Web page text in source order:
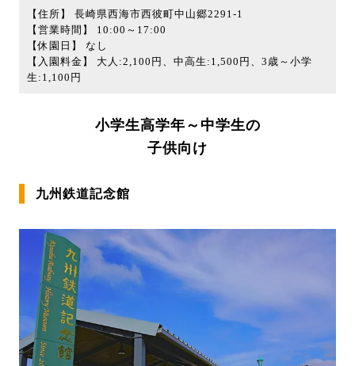
【住所】 長崎県西海市西彼町中山郷2291-1
【営業時間】 10:00～17:00
【休園日】 なし
【入園料金】 大人:2,100円、中高生:1,500円、3歳～小学
生:1,100円
小学生高学年～中学生の
子供向け
九州鉄道記念館